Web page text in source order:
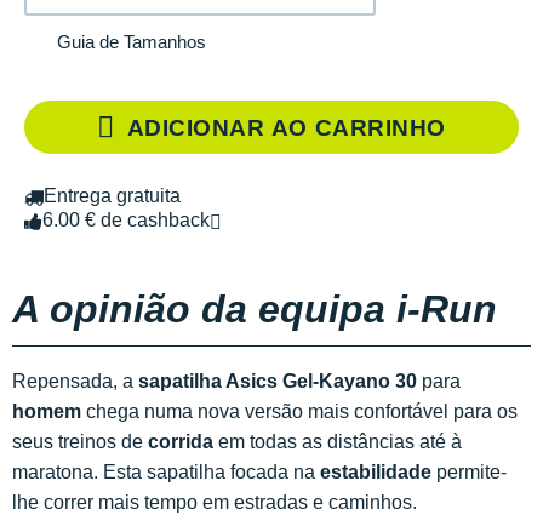
Guia de Tamanhos
ADICIONAR AO CARRINHO
Entrega gratuita
6.00 € de cashback
A opinião da equipa i-Run
Repensada, a sapatilha Asics Gel-Kayano 30 para
homem chega numa nova versão mais confortável para os
seus treinos de corrida em todas as distâncias até à
maratona. Esta sapatilha focada na estabilidade permite-
lhe correr mais tempo em estradas e caminhos.